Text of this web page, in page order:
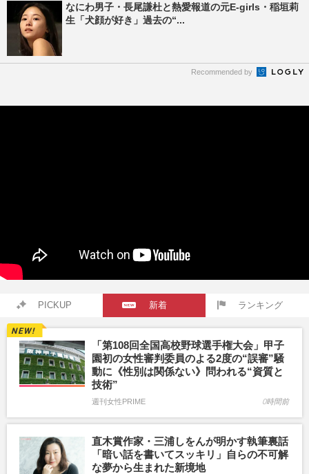
なにわ男子・長尾謙杜と熱愛報道の元E-girls・稲垣莉
生「犬顔が好き」過去の“...
Recommended by
PICKUP 新着 ランキング
「第108回全国高校野球選手権大会」甲子
園初の女性審判委員のよる2度の“誤審”騒
動に《性別は関係ない》問われる“資質と
技術”
週刊女性PRIME 0時間前
直木賞作家・三浦しをんが明かす執筆裏話
「暗い話を書いてスッキリ」自らの不可解
な夢から生まれた新境地